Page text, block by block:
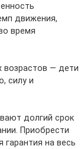
движения,
время
возрастов — дети
силу и
долгий срок
Приобрести
на весь